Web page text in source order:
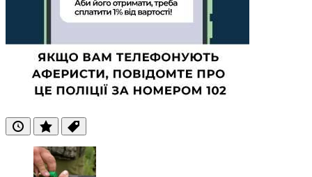
ОстанніПопулярні
Теги